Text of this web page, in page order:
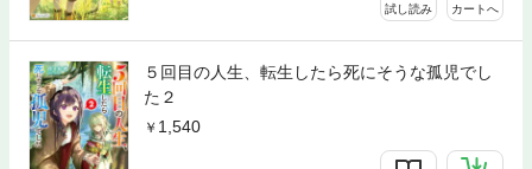
試し読み カートへ
５回目の人生、転生したら死にそうな孤児でし
た２
1,540